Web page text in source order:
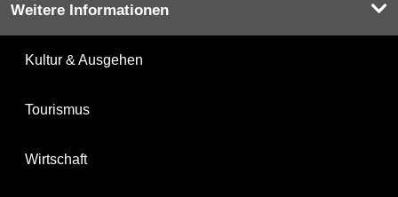
Weitere Informationen
Kultur & Ausgehen
Tourismus
Wirtschaft